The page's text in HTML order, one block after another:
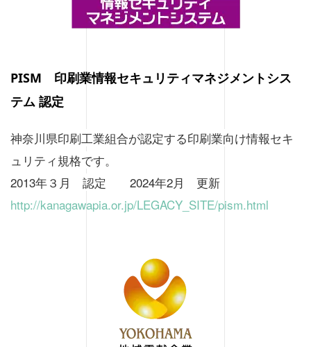
PISM 印刷業情報セキュリティマネジメントシス
テム 認定
神奈川県印刷工業組合が認定する印刷業向け情報セキ
ュリティ規格です。
2013年３月 認定 2024年2月 更新
http://kanagawapia.or.jp/LEGACY_SITE/pism.html